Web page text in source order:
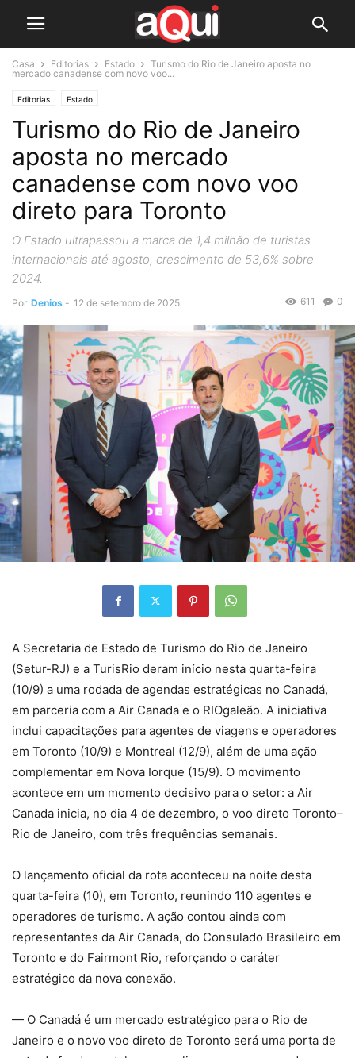
Casa Editorias Estado
Turismo do Rio de Janeiro aposta no
mercado canadense com novo voo...
Editorias Estado
Turismo do Rio de Janeiro
aposta no mercado
canadense com novo voo
direto para Toronto
O Estado ultrapassou a marca de 1,4 milhão de turistas
internacionais até agosto, crescimento de 53,6% sobre
2024.
Por Denios - 12 de setembro de 2025 0
611
A Secretaria de Estado de Turismo do Rio de Janeiro
(Setur-RJ) e a TurisRio deram início nesta quarta-feira
(10/9) a uma rodada de agendas estratégicas no Canadá,
em parceria com a Air Canada e o RIOgaleão. A iniciativa
inclui capacitações para agentes de viagens e operadores
em Toronto (10/9) e Montreal (12/9), além de uma ação
complementar em Nova Iorque (15/9). O movimento
acontece em um momento decisivo para o setor: a Air
Canada inicia, no dia 4 de dezembro, o voo direto Toronto–
Rio de Janeiro, com três frequências semanais.
O lançamento oficial da rota aconteceu na noite desta
quarta-feira (10), em Toronto, reunindo 110 agentes e
operadores de turismo. A ação contou ainda com
representantes da Air Canada, do Consulado Brasileiro em
Toronto e do Fairmont Rio, reforçando o caráter
estratégico da nova conexão.
— O Canadá é um mercado estratégico para o Rio de
Janeiro e o novo voo direto de Toronto será uma porta de